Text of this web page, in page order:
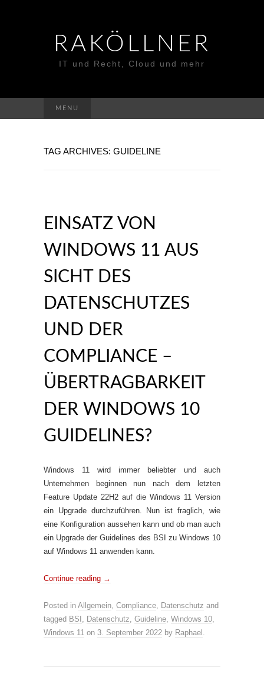
RAKÖLLNER
IT und Recht, Cloud und mehr
MENU
nach:
TAG ARCHIVES: GUIDELINE
EINSATZ VON
WINDOWS 11 AUS
SICHT DES
DATENSCHUTZES
UND DER
COMPLIANCE –
ÜBERTRAGBARKEIT
DER WINDOWS 10
GUIDELINES?
Windows 11 wird immer beliebter und auch
Unternehmen beginnen nun nach dem letzten
Feature Update 22H2 auf die Windows 11 Version
ein Upgrade durchzuführen. Nun ist fraglich, wie
eine Konfiguration aussehen kann und ob man auch
ein Upgrade der Guidelines des BSI zu Windows 10
auf Windows 11 anwenden kann.
Continue reading →
Posted in Allgemein, Compliance, Datenschutz and
tagged BSI , Datenschutz, Guideline, Windows 10,
Windows 11 on 3. September 2022 by Raphael .